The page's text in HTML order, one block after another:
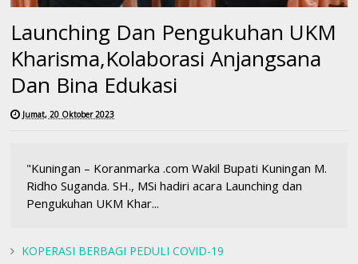
Launching Dan Pengukuhan UKM
Kharisma,Kolaborasi Anjangsana
Dan Bina Edukasi
Jumat, 20 Oktober 2023
"Kuningan – Koranmarka .com Wakil Bupati Kuningan M.
Ridho Suganda. SH., MSi hadiri acara Launching dan
Pengukuhan UKM Khar...
KOPERASI BERBAGI PEDULI COVID-19